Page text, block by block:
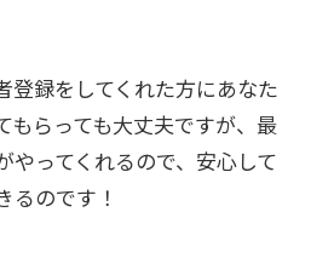
登録をしてくれた方にあなた
もらっても大丈夫ですが、最
やってくれるので、安心して
るのです！